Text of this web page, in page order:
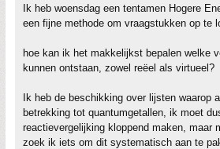
Ik heb woensdag een tentamen Hogere
een fijne methode om vraagstukken op te
hoe kan ik het makkelijkst bepalen welke
kunnen ontstaan, zowel reëel als virtueel?
Ik heb de beschikking over lijsten waarop
betrekking tot quantumgetallen, ik moet
reactievergelijking kloppend maken, maar
zoek ik iets om dit systematisch aan te